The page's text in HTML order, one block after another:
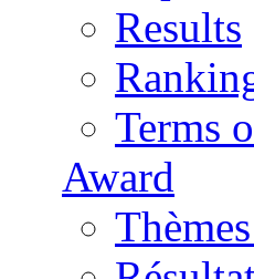
Results
Terms
Award